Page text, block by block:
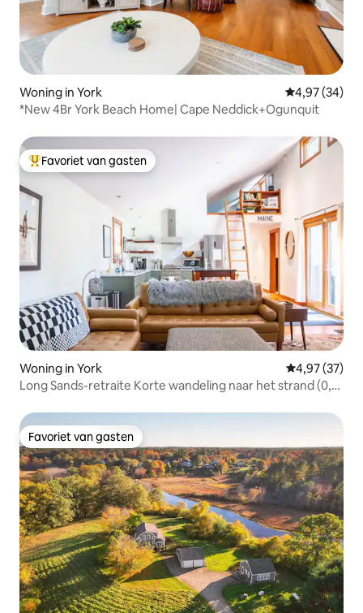
Woning in York Gemiddelde
4,97 (34)
*New 4Br York Beach Home| Cape Neddick+Ogunquit
Topfavoriet van gasten
Favoriet van gasten
Woning in York Gemiddelde
4,97 (37)
Long Sands-retraite Korte wandeling naar het strand (0,7
Favoriet van gasten
Favoriet van gasten